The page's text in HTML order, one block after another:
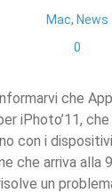
Mac, News
0
che
iPhoto’11,
con i
che arriva alla
un